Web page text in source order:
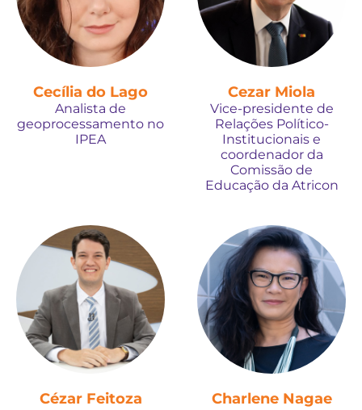
Cecília do Lago
Analista de
geoprocessamento no
IPEA
Cezar Miola
Vice-presidente de
Relações Político-
Institucionais e
coordenador da
Comissão de
Educação da Atricon
Cézar Feitoza Charlene Nagae